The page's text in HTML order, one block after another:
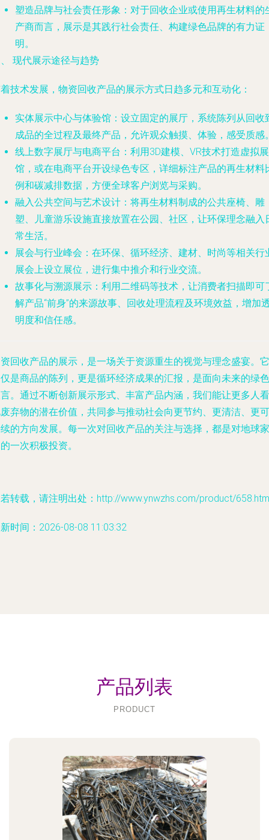
塑造品牌与社会责任形象 ：对于回收企业或使用再生材料的
产商而言，展示是其践行社会责任、构建绿色品牌的有力证
明。
现代展示途径与趋势
技术发展，物资回收产品的展示方式日趋多元和互动化：
实体展示中心与体验馆 ：设立固定的展厅，系统陈列从回收
成品的全过程及最终产品，允许观众触摸、体验，感受质感
线上数字展厅与电商平台 ：利用3D建模、VR技术打造虚拟展
馆，或在电商平台开设绿色专区，详细标注产品的再生材料
例和碳减排数据，方便全球客户浏览与采购。
融入公共空间与艺术设计 ：将再生材料制成的公共座椅、雕
塑、儿童游乐设施直接放置在公园、社区，让环保理念融入
常生活。
展会与行业峰会 ：在环保、循环经济、建材、时尚等相关行
展会上设立展位，进行集中推介和行业交流。
故事化与溯源展示 ：利用二维码等技术，让消费者扫描即可
解产品“前身”的来源故事、回收处理流程及环境效益，增加
明度和信任感。
回收产品的展示，是一场关于资源重生的视觉与理念盛宴。它
是商品的陈列，更是循环经济成果的汇报，是面向未来的绿色
。通过不断创新展示形式、丰富产品内涵，我们能让更多人看
弃物的潜在价值，共同参与推动社会向更节约、更清洁、更可
的方向发展。每一次对回收产品的关注与选择，都是对地球家
一次积极投资。
转载，请注明出处：http://www.ynwzhs.com/product/
时间：2026-08-08 11:03:32
产品列表
PRODUCT